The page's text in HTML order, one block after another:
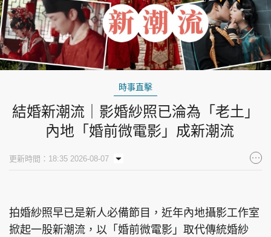
時事直擊
結婚新潮流｜影婚紗照已淪為「老土」
內地「婚前微電影」成新潮流
更新時間：18:35 2026-08-07
拍婚紗照早已是新人必備節目，近年內地攝影工作室
掀起一股新潮流，以「婚前微電影」取代傳統婚紗